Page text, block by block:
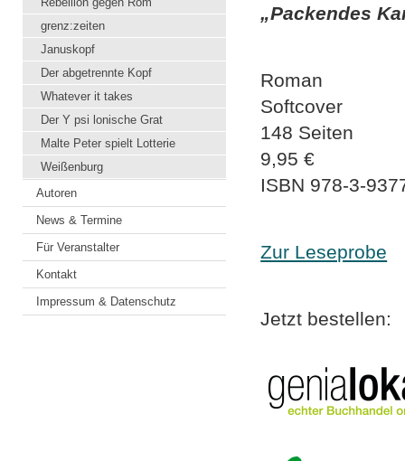
grenz:zeiten
Januskopf
Der abgetrennte Kopf
Whatever it takes
Der Y psi lonische Grat
Malte Peter spielt Lotterie
Weißenburg
Autoren
News & Termine
Für Veranstalter
Kontakt
Impressum & Datenschutz
„Packendes
Roman
Softcover
148 Seiten
9,95 €
ISBN 978-3-
Zur Leseprobe
Jetzt bestellen: